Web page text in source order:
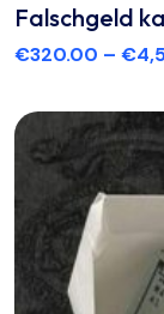
Falschgeld
€320.00 – €